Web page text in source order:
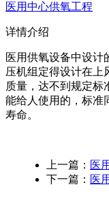
医用中心供氧工程
详情介绍
医用供氧设备中设计
压机组定得设计在上
质量，达不到规定标
能给人使用的，标准
寿命。
上一篇： 医
下一篇： 医